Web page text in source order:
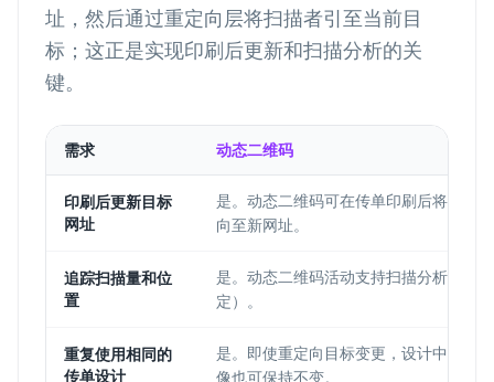
址，然后通过重定向层将扫描者引至当前目
标；这正是实现印刷后更新和扫描分析的关
键。
需求 动态二维码
印刷后更新目标
网址
是。动态二维码可在传单印刷后将扫描
向至新网址。
追踪扫描量和位
置
是。动态二维码活动支持扫描分析（视
定）。
重复使用相同的
传单设计
是。即使重定向目标变更，设计中的二
像也可保持不变。